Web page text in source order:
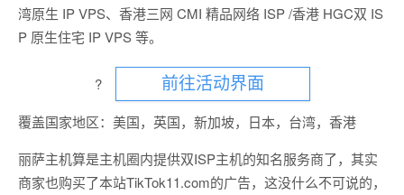
湾原生 IP VPS、香港三网 CMI 精品网络 ISP /香港 HGC双 IS
P 原生住宅 IP VPS 等。
?
前往活动界面
覆盖国家地区：美国，英国，新加坡，日本，台湾，香港
丽萨主机算是主机圈内提供双ISP主机的知名服务商了，其实
商家也购买了本站TikTok11.com的广告，这没什么不可说的，